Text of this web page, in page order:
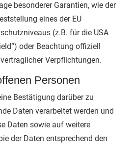
besonderer Garantien, wie der
eines der EU
(z.B. für die USA
oder Beachtung offiziell
Verpflichtungen.
Personen
Bestätigung darüber zu
Daten verarbeitet werden und
Daten sowie auf weitere
der Daten entsprechend den